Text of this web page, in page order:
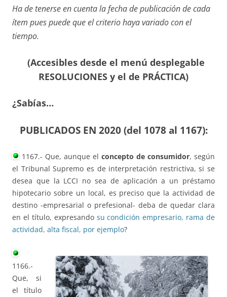
Ha de tenerse en cuenta la fecha de publicación de cada
ítem pues puede que el criterio haya variado con el
tiempo.
(Accesibles desde el menú desplegable
RESOLUCIONES y el de PRÁCTICA)
¿Sabías…
PUBLICADOS EN 2020 (del 1078 al 1167):
1167.- Que, aunque el concepto de consumidor, según
el Tribunal Supremo es de interpretación restrictiva, si se
desea que la LCCI no sea de aplicación a un préstamo
hipotecario sobre un local, es preciso que la actividad de
destino -empresarial o prefesional- deba de quedar clara
en el título, expresando su condición empresario, rama de
actividad, alta fiscal, por ejemplo?
1166.-
Que, si
el título